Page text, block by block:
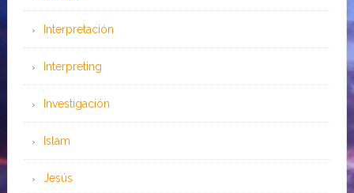
Interpretación
Interpreting
Investigación
Islam
Jesús